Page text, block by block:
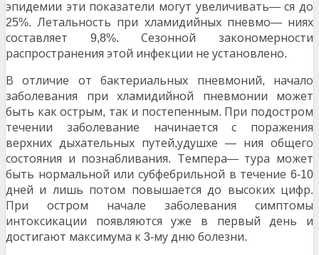
эпидемии эти показатели могут увеличивать—ся до
25%.Летальность при хламидийных пневмо—ниях
составляет
9,8%.Сезонной закономерности
распространения этой инфекции не установлено.
В отличие от бактериальных пневмоний,
начало
заболевания при хламидийной пневмонии может
быть как острым, так и постепенным. При подостром
течении заболевание начинается с поражения
верхних дыхательных путей,удушхе — ния общего
состояния и познабливания. Темпера—тура может
быть нормальной или субфебрильной в течение 6-10
дней и лишь потом повышается до высоких цифр.
При остром начале заболевания симптомы
интоксикации появляются уже в первый день и
достигают максимума к 3-му дню болезни.